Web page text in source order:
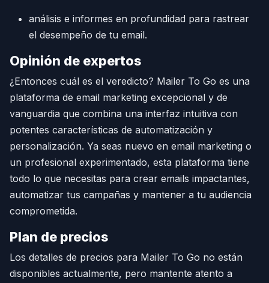
análisis e informes en profundidad para rastrear
el desempeño de tu email.
Opinión de expertos
¿Entonces cuál es el veredicto? Mailer To Go es una
plataforma de email marketing excepcional y de
vanguardia que combina una interfaz intuitiva con
potentes características de automatización y
personalización. Ya seas nuevo en email marketing o
un profesional experimentado, esta plataforma tiene
todo lo que necesitas para crear emails impactantes,
automatizar tus campañas y mantener a tu audiencia
comprometida.
Plan de precios
Los detalles de precios para Mailer To Go no están
disponibles actualmente, pero mantente atento a